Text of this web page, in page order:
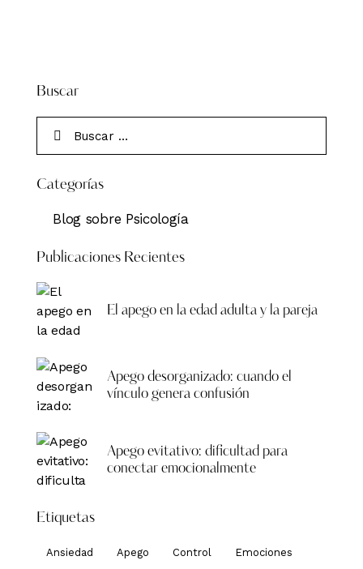
Buscar
Categorías
Blog sobre Psicología
Publicaciones Recientes
El apego en la edad adulta y la pareja
Apego desorganizado: cuando el
vínculo genera confusión
Apego evitativo: dificultad para
conectar emocionalmente
Etiquetas
Ansiedad Apego Control
Emociones